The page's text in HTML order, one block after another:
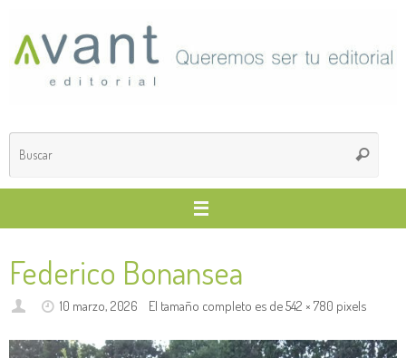
contenido
Buscar
Federico Bonansea
10 marzo, 2026 El tamaño completo es de542 × 780 pixels